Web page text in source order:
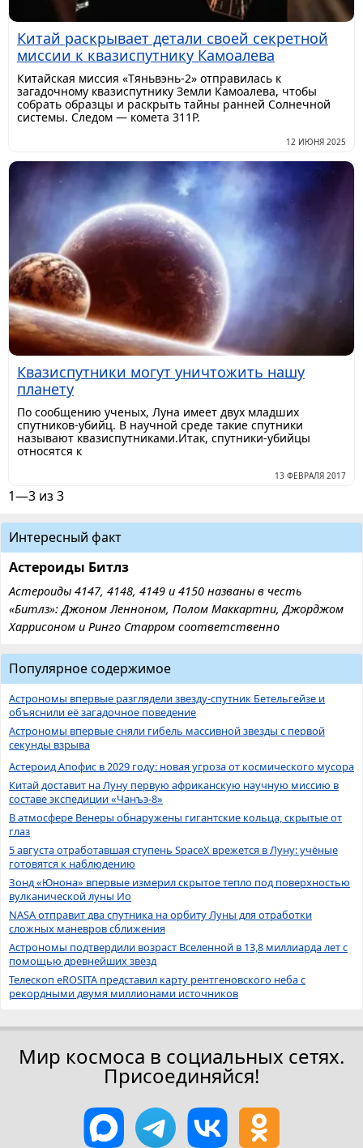
Китай раскрывает детали своей секретной
миссии к квазиспутнику Камоалева
Китайская миссия «Тяньвэнь-2» отправилась к
загадочному квазиспутнику Земли Камоалева, чтобы
собрать образцы и раскрыть тайны ранней Солнечной
системы. Следом — комета 311P.
12 ИЮНЯ 2025
Квазиспутники могут уничтожить нашу
планету
По сообщению ученых, Луна имеет двух младших
спутников-убийц. В научной среде такие спутники
называют квазиспутниками.Итак, спутники-убийцы
относятся к
13 ФЕВРАЛЯ 2017
1—3 из 3
Интересный факт
Астероиды Битлз
Астероиды 4147, 4148, 4149 и 4150 названы в честь
«Битлз»: Джоном Ленноном, Полом Маккартни, Джорджом
Харрисоном и Ринго Старром соответственно
Популярное содержимое
Астрономы впервые разглядели звезду-спутник Бетельгейзе и
объяснили её загадочное поведение
Астрономы впервые сняли гибель массивной звезды с первой
секунды взрыва
Астероид Апофис в 2029 году: новая угроза от космического мусора
Китай доставит на Луну первую африканскую научную миссию в
составе экспедиции «Чанъэ-8»
В атмосфере Венеры обнаружены гигантские кольца, скрытые от
глаз
5 августа отработавшая ступень SpaceX врежется в Луну: учёные
готовятся к наблюдению
Зонд «Юнона» впервые измерил скрытое тепло под поверхностью
вулканической луны Ио
NASA отправит два спутника на орбиту Луны для отработки
сложных маневров сближения
Астрономы подтвердили возраст Вселенной в 13,8 миллиарда лет с
помощью древнейших звёзд
Телескоп eROSITA представил карту рентгеновского неба с
рекордными двумя миллионами источников
Мир космоса в социальных сетях.
Присоединяйся!